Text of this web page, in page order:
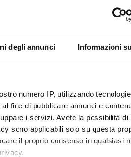
degli annunci Informazioni
numero IP, utilizzando
fine di pubblicare annunci e
i servizi. Avete la possibilità di
sono applicabili solo su questa
il proprio consenso in qualsiasi
e le risorse emotive per farvi
su natura del fenomeno,
nella gestione della
dall’adattamento della web
PrEmT;www.hemot.eu). Obiettivo
by an external body
- Finanziamento MIUR per la ricerca